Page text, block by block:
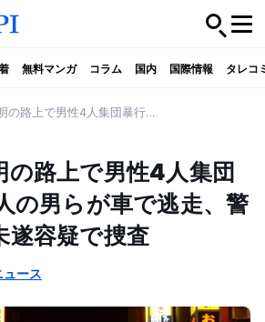
無料マンガ コラム 国内 国際情報 タレコ
歌舞伎町未明の路上で男性4人集団暴行 約10人の男らが車で逃走、警視庁が殺人未遂容疑で捜査
の路上で男性4人集団
男らが車で逃走、警
遂容疑で捜査
ュース